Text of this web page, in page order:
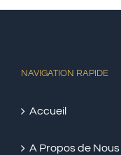
NAVIGATION RAPIDE
Accueil
A Propos de Nous